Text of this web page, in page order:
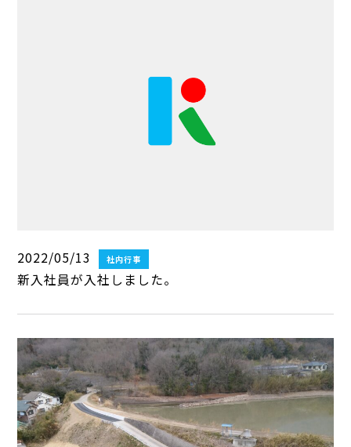
2022/05/13 社内行事
新入社員が入社しました。